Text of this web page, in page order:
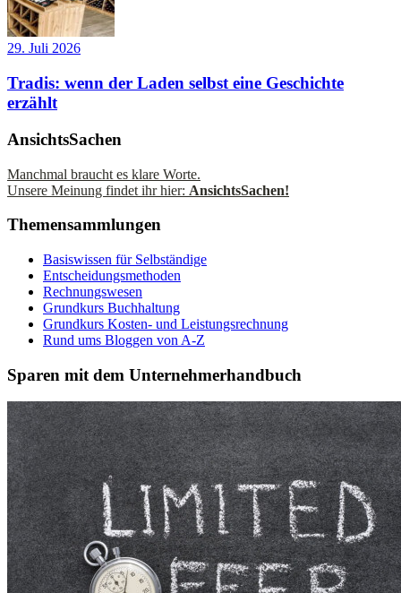
29. Juli 2026
Tradis: wenn der Laden selbst eine Geschichte
erzählt
AnsichtsSachen
Manchmal braucht es klare Worte.
Unsere Meinung findet ihr hier: AnsichtsSachen!
Themensammlungen
Basiswissen für Selbständige
Entscheidungsmethoden
Rechnungswesen
Grundkurs Buchhaltung
Grundkurs Kosten- und Leistungsrechnung
Rund ums Bloggen von A-Z
Sparen mit dem Unternehmerhandbuch